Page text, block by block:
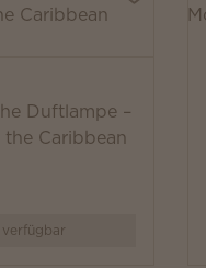
Duftlampe –
Caribbean